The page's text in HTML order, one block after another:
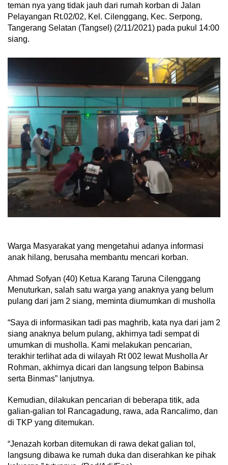
teman nya yang tidak jauh dari rumah korban di Jalan
Pelayangan Rt.02/02, Kel. Cilenggang, Kec. Serpong,
Tangerang Selatan (Tangsel) (2/11/2021) pada pukul 14:00
siang.
Warga Masyarakat yang mengetahui adanya informasi
anak hilang, berusaha membantu mencari korban.
Ahmad Sofyan (40) Ketua Karang Taruna Cilenggang
Menuturkan, salah satu warga yang anaknya yang belum
pulang dari jam 2 siang, meminta diumumkan di musholla
“Saya di informasikan tadi pas maghrib, kata nya dari jam 2
siang anaknya belum pulang, akhirnya tadi sempat di
umumkan di musholla. Kami melakukan pencarian,
terakhir terlihat ada di wilayah Rt 002 lewat Musholla Ar
Rohman, akhirnya dicari dan langsung telpon Babinsa
serta Binmas” lanjutnya.
Kemudian, dilakukan pencarian di beberapa titik, ada
galian-galian tol Rancagadung, rawa, ada Rancalimo, dan
di TKP yang ditemukan.
“Jenazah korban ditemukan di rawa dekat galian tol,
langsung dibawa ke rumah duka dan diserahkan ke pihak